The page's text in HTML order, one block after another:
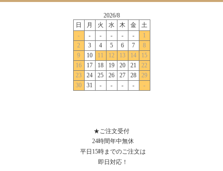
★ご注文受付
24時間年中無休
平日15時までのご注文は
即日対応！